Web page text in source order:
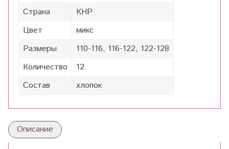
Страна
КНР
Цвет
микс
Размеры
110-116, 116-122, 122-128
Количество
12
Состав
хлопок
Описание